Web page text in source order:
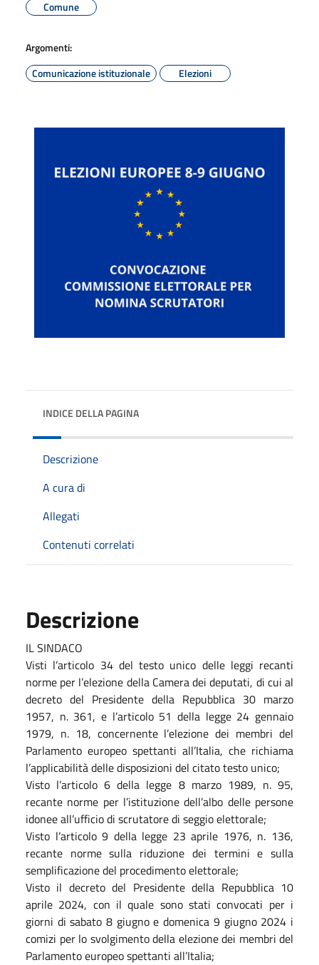
Comune
Argomenti:
Comunicazione istituzionale
Elezioni
INDICE DELLA PAGINA
Descrizione
A cura di
Allegati
Contenuti correlati
Descrizione
IL SINDACO
Visti l’articolo 34 del testo unico delle leggi recanti
norme per l’elezione della Camera dei deputati, di cui al
decreto del Presidente della Repubblica 30 marzo
1957, n. 361, e l’articolo 51 della legge 24 gennaio
1979, n. 18, concernente l’elezione dei membri del
Parlamento europeo spettanti all’Italia, che richiama
l’applicabilità delle disposizioni del citato testo unico;
Visto l’articolo 6 della legge 8 marzo 1989, n. 95,
recante norme per l’istituzione dell’albo delle persone
idonee all’ufficio di scrutatore di seggio elettorale;
Visto l’articolo 9 della legge 23 aprile 1976, n. 136,
recante norme sulla riduzione dei termini e sulla
semplificazione del procedimento elettorale;
Visto il decreto del Presidente della Repubblica 10
aprile 2024, con il quale sono stati convocati per i
giorni di sabato 8 giugno e domenica 9 giugno 2024 i
comizi per lo svolgimento della elezione dei membri del
Parlamento europeo spettanti all’Italia;